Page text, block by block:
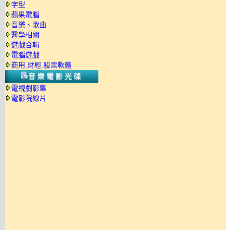
字型
蘋果電腦
音樂、歌曲
醫學相關
遊戲合輯
電腦遊戲
商用.財經.股票軟體
音樂電影光碟
電視劇影集
電影院線片